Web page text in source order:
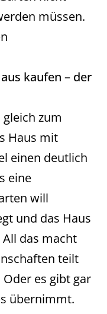
müssen.
kaufen – der
zum
Haus mit
einen deutlich
eine
will
und das Haus
das macht
teilt
es gibt gar
übernimmt.